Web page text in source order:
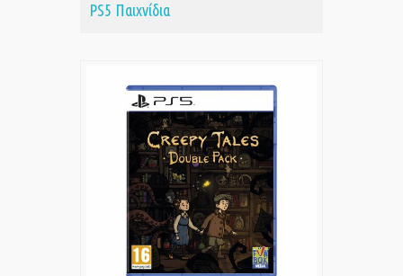
PS5 Παιχνίδια